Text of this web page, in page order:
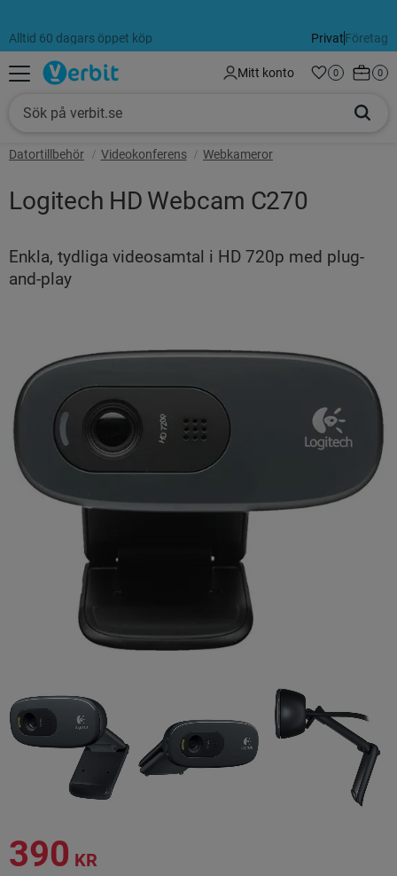
Meny
Alltid 60 dagars öppet köp PrivatFöretag
Mitt konto Favoriter
Antal
0 0
Datortillbehör Videokonferens Webkameror
Logitech HD Webcam C270
Enkla, tydliga videosamtal i HD 720p med plug-
and-play
390 KR